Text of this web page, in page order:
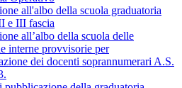
all'albo della scuola graduatoria
e III fascia
all’albo della scuola delle
interne provvisorie per
dei docenti soprannumerari A.S.